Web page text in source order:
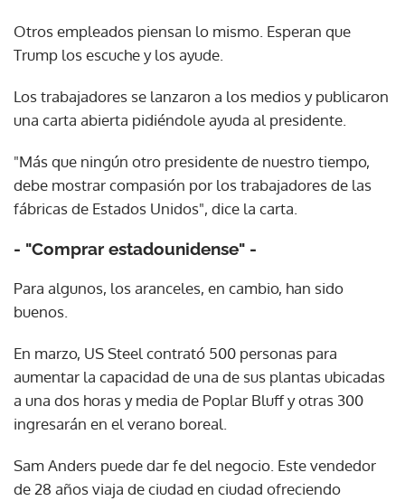
Otros empleados piensan lo mismo. Esperan que
Trump los escuche y los ayude.
Los trabajadores se lanzaron a los medios y publicaron
una carta abierta pidiéndole ayuda al presidente.
"Más que ningún otro presidente de nuestro tiempo,
debe mostrar compasión por los trabajadores de las
fábricas de Estados Unidos", dice la carta.
- "Comprar estadounidense" -
Para algunos, los aranceles, en cambio, han sido
buenos.
En marzo, US Steel contrató 500 personas para
aumentar la capacidad de una de sus plantas ubicadas
a una dos horas y media de Poplar Bluff y otras 300
ingresarán en el verano boreal.
Sam Anders puede dar fe del negocio. Este vendedor
de 28 años viaja de ciudad en ciudad ofreciendo